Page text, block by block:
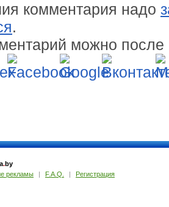
комментария надо
.
можно после
.by
рекламы | F.A.Q. | Регистрация